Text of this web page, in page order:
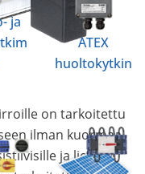
ja
ATEX
huoltokytkin
on tarkoitettu
ilman kuormaa.
ja lievästi